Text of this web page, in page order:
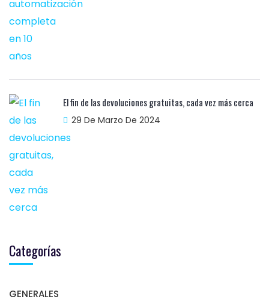
El fin de las devoluciones gratuitas, cada vez más cerca
29 De Marzo De 2024
Categorías
GENERALES